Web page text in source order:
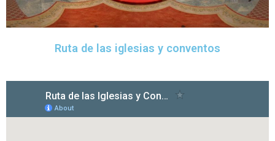
Ruta de las iglesias y conventos